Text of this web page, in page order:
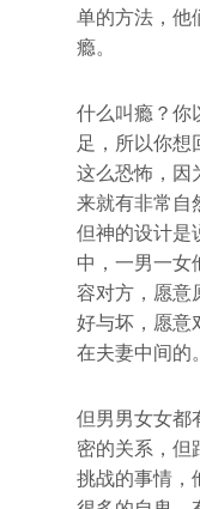
单的方法，他
瘾。
什么叫瘾？你
足，所以你想
这么恐怖，因
来就有非常自
但神的设计是
中，一男一女
容对方，愿意
好与坏，愿意
在夫妻中间的。
但男男女女都
密的关系，但
挑战的事情，